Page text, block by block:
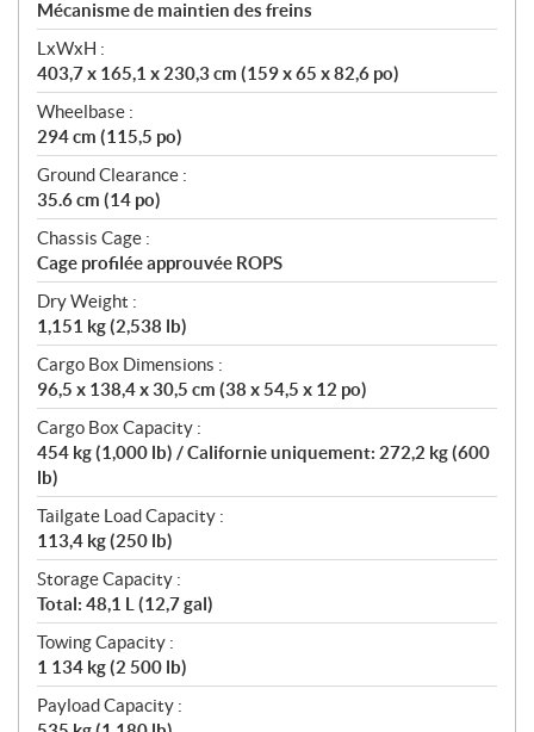
Mécanisme de maintien des freins
LxWxH :
403,7 x 165,1 x 230,3 cm (159 x 65 x 82,6 po)
Wheelbase :
294 cm (115,5 po)
Ground Clearance :
35.6 cm (14 po)
Chassis Cage :
Cage profilée approuvée ROPS
Dry Weight :
1,151 kg (2,538 lb)
Cargo Box Dimensions :
96,5 x 138,4 x 30,5 cm (38 x 54,5 x 12 po)
Cargo Box Capacity :
454 kg (1,000 lb) / Californie uniquement: 272,2 kg (600
lb)
Tailgate Load Capacity :
113,4 kg (250 lb)
Storage Capacity :
Total: 48,1 L (12,7 gal)
Towing Capacity :
1 134 kg (2 500 lb)
Payload Capacity :